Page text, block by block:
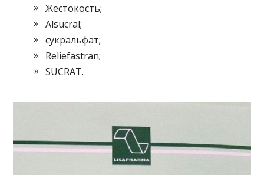
Жестокость;
Alsucral;
сукральфат;
Reliefastran;
SUCRAT.